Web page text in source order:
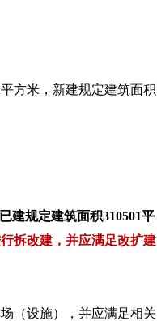
方米，新建规定建筑面积
建规定建筑面积310501平
拆改建，并应满足改扩建
（设施），并应满足相关